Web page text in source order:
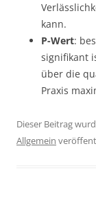
kann.
P-Wert:
signifikant
über die
Praxis
Dieser Beitrag
Allgemein